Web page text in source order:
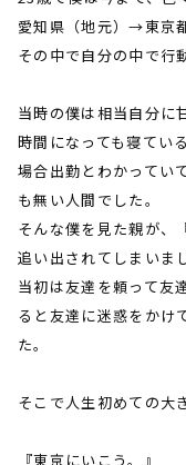
愛知県（地元）→東京
その中で自分の中で行
当時の僕は相当自分に
時間になっても寝てい
場合出勤とわかってい
も無い人間でした。
そんな僕を見た親が、
追い出されてしまいま
当初は友達を頼って友
ると友達に迷惑をかけ
た。
そこで人生初めての大
『東京にいこう。』